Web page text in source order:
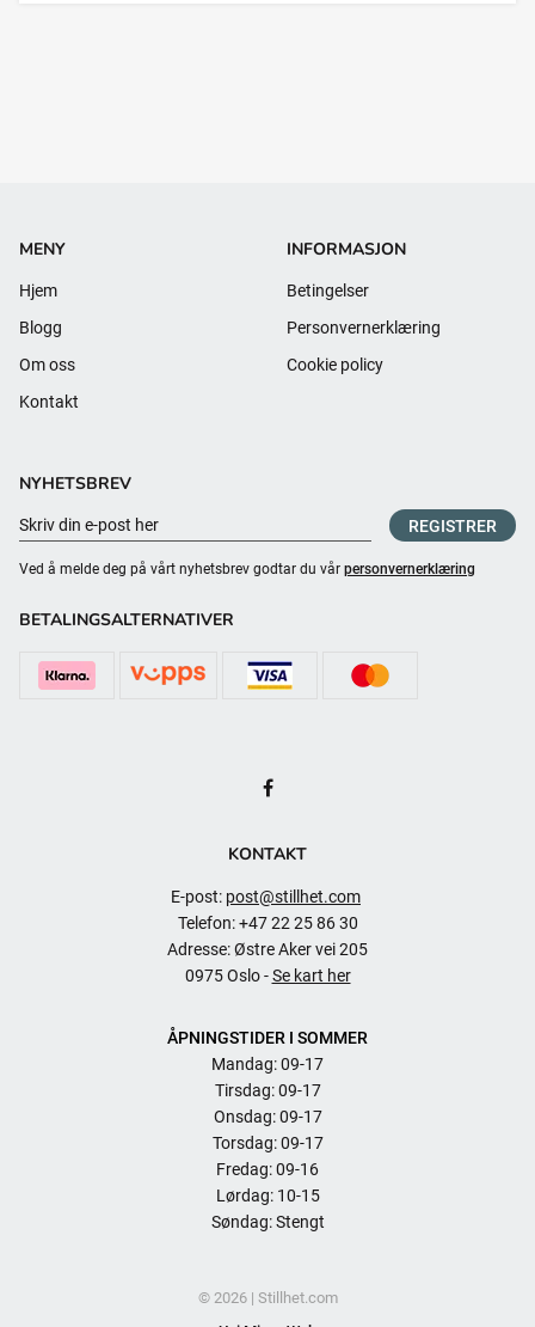
MENY
Hjem
Blogg
Om oss
Kontakt
INFORMASJON
Betingelser
Personvernerklæring
Cookie policy
NYHETSBREV
REGISTRER
Ved å melde deg på vårt nyhetsbrev godtar du vår personvernerklæring
BETALINGSALTERNATIVER
KONTAKT
E-post: post@stillhet.com
Telefon: +47 22 25 86 30
Adresse: Østre Aker vei 205
0975 Oslo -Se kart her
ÅPNINGSTIDER I SOMMER
Mandag: 09-17
Tirsdag: 09-17
Onsdag: 09-17
Torsdag: 09-17
Fredag: 09-16
Lørdag: 10-15
Søndag: Stengt
© 2026 | Stillhet.com